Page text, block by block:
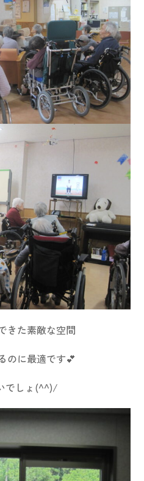
きた素敵な空間
のに最適です💕
でしょ(^^)/